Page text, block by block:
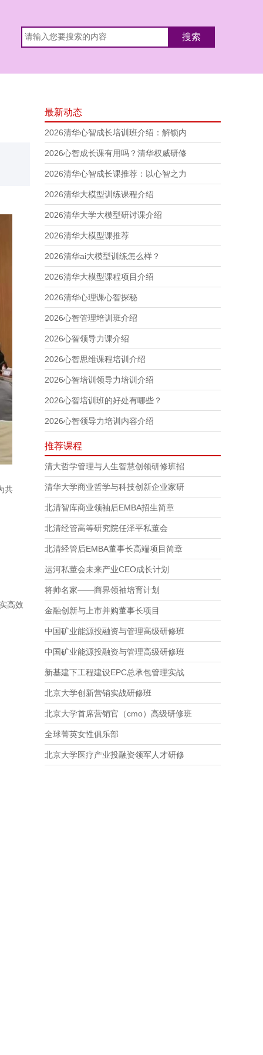
共
高效
最新动态
2026清华心智成长培训班介绍：解锁内
2026心智成长课有用吗？清华权威研修
2026清华心智成长课推荐：以心智之力
2026清华大模型训练课程介绍
2026清华大学大模型研讨课介绍
2026清华大模型课推荐
2026清华ai大模型训练怎么样？
2026清华大模型课程项目介绍
2026清华心理课心智探秘
2026心智管理培训班介绍
2026心智领导力课介绍
2026心智思维课程培训介绍
2026心智培训领导力培训介绍
2026心智培训班的好处有哪些？
2026心智领导力培训内容介绍
推荐课程
清大哲学管理与人生智慧创领研修班招
清华大学商业哲学与科技创新企业家研
北清智库商业领袖后EMBA招生简章
北清经管高等研究院任泽平私董会
北清经管后EMBA董事长高端项目简章
运河私董会未来产业CEO成长计划
将帅名家——商界领袖培育计划
金融创新与上市并购董事长项目
中国矿业能源投融资与管理高级研修班
中国矿业能源投融资与管理高级研修班
新基建下工程建设EPC总承包管理实战
北京大学创新营销实战研修班
北京大学首席营销官（cmo）高级研修班
全球菁英女性俱乐部
北京大学医疗产业投融资领军人才研修